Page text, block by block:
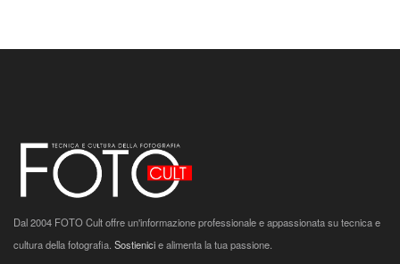
Dal 2004 FOTO Cult offre un'informazione professionale e appassionata su tecnica e
cultura della fotografia. Sostienicie alimenta la tua passione.